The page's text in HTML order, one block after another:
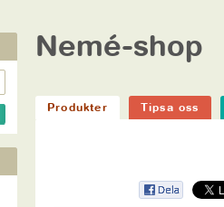
Nemé-shop
Produkter Tipsa oss